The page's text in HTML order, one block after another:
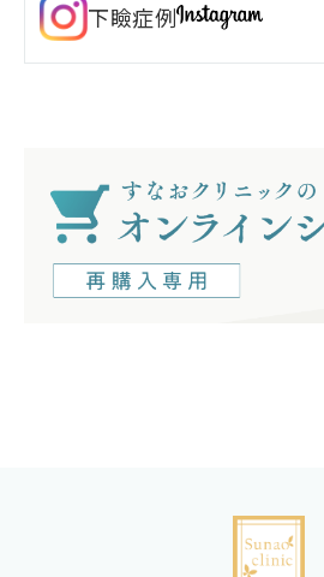
下瞼症例